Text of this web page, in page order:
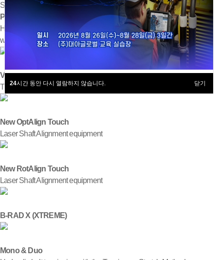
24시간 동안 다시 열람하지 않습니다. 닫기
SCROLL
Products
Here is the line-up of products from Daeah Global that consistently
works hard with excellent technological power.
VIBXPERT II
The expert in data collection, vibration analysis and field balancing
New OptAlign Touch
Laser Shaft Alignment equipment
New RotAlign Touch
Laser Shaft Alignment equipment
B-RAD X (XTREME)
Mono & Duo